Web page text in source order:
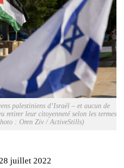
palestiniens d’Israël – et aucun de
retirer leur citoyenneté selon les termes
: Oren Ziv / ActiveStills)
juillet 2022